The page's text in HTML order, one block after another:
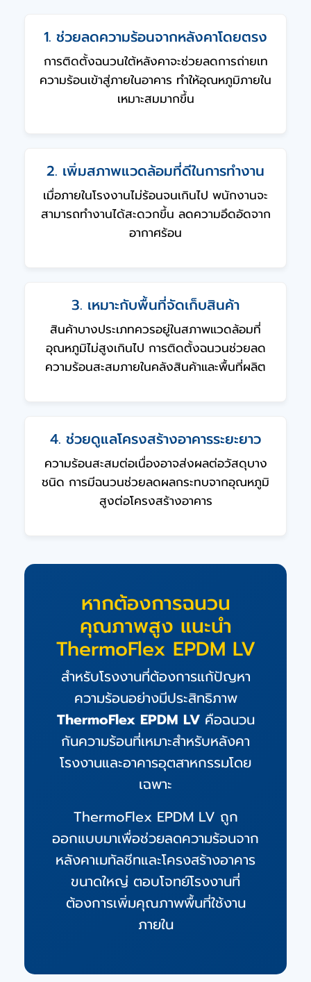
1. ช่วยลดความร้อนจากหลังคาโดยตรง
การติดตั้งฉนวนใต้หลังคาจะช่วยลดการถ่ายเท
ความร้อนเข้าสู่ภายในอาคาร ทำให้อุณหภูมิภายใน
เหมาะสมมากขึ้น
2. เพิ่มสภาพแวดล้อมที่ดีในการทำงาน
เมื่อภายในโรงงานไม่ร้อนจนเกินไป พนักงานจะ
สามารถทำงานได้สะดวกขึ้น ลดความอึดอัดจาก
อากาศร้อน
3. เหมาะกับพื้นที่จัดเก็บสินค้า
สินค้าบางประเภทควรอยู่ในสภาพแวดล้อมที่
อุณหภูมิไม่สูงเกินไป การติดตั้งฉนวนช่วยลด
ความร้อนสะสมภายในคลังสินค้าและพื้นที่ผลิต
4. ช่วยดูแลโครงสร้างอาคารระยะยาว
ความร้อนสะสมต่อเนื่องอาจส่งผลต่อวัสดุบาง
ชนิด การมีฉนวนช่วยลดผลกระทบจากอุณหภูมิ
สูงต่อโครงสร้างอาคาร
หากต้องการฉนวน
คุณภาพสูง แนะนำ
ThermoFlex EPDM LV
สำหรับโรงงานที่ต้องการแก้ปัญหา
ความร้อนอย่างมีประสิทธิภาพ
ThermoFlex EPDM LVคือฉนวน
กันความร้อนที่เหมาะสำหรับหลังคา
โรงงานและอาคารอุตสาหกรรมโดย
เฉพาะ
ThermoFlex EPDM LV ถูก
ออกแบบมาเพื่อช่วยลดความร้อนจาก
หลังคาเมทัลชีทและโครงสร้างอาคาร
ขนาดใหญ่ ตอบโจทย์โรงงานที่
ต้องการเพิ่มคุณภาพพื้นที่ใช้งาน
ภายใน